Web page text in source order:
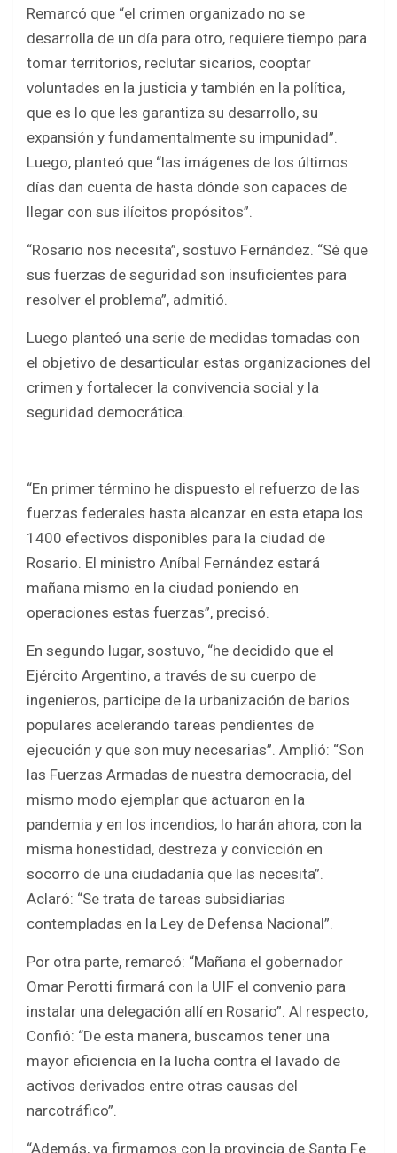
Remarcó que “el crimen organizado no se
desarrolla de un día para otro, requiere tiempo para
tomar territorios, reclutar sicarios, cooptar
voluntades en la justicia y también en la política,
que es lo que les garantiza su desarrollo, su
expansión y fundamentalmente su impunidad”.
Luego, planteó que “las imágenes de los últimos
días dan cuenta de hasta dónde son capaces de
llegar con sus ilícitos propósitos”.
“Rosario nos necesita”, sostuvo Fernández. “Sé que
sus fuerzas de seguridad son insuficientes para
resolver el problema”, admitió.
Luego planteó una serie de medidas tomadas con
el objetivo de desarticular estas organizaciones del
crimen y fortalecer la convivencia social y la
seguridad democrática.
“En primer término he dispuesto el refuerzo de las
fuerzas federales hasta alcanzar en esta etapa los
1400 efectivos disponibles para la ciudad de
Rosario. El ministro Aníbal Fernández estará
mañana mismo en la ciudad poniendo en
operaciones estas fuerzas”, precisó.
En segundo lugar, sostuvo, “he decidido que el
Ejército Argentino, a través de su cuerpo de
ingenieros, participe de la urbanización de barios
populares acelerando tareas pendientes de
ejecución y que son muy necesarias”. Amplió: “Son
las Fuerzas Armadas de nuestra democracia, del
mismo modo ejemplar que actuaron en la
pandemia y en los incendios, lo harán ahora, con la
misma honestidad, destreza y convicción en
socorro de una ciudadanía que las necesita”.
Aclaró: “Se trata de tareas subsidiarias
contempladas en la Ley de Defensa Nacional”.
Por otra parte, remarcó: “Mañana el gobernador
Omar Perotti firmará con la UIF el convenio para
instalar una delegación allí en Rosario”. Al respecto,
Confió: “De esta manera, buscamos tener una
mayor eficiencia en la lucha contra el lavado de
activos derivados entre otras causas del
narcotráfico”.
“Además, ya firmamos con la provincia de Santa Fe